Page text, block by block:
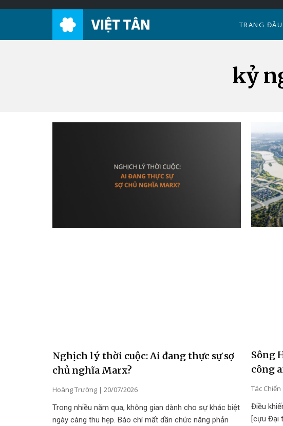
TRANG ĐẦU
kỷ
Nghịch lý thời cuộc: Ai đang thực sự sợ
chủ nghĩa Marx?
Hoàng Trường
20/07/2026
Trong nhiều năm qua, không gian dành cho sự khác biệt
ngày càng thu hẹp. Báo chí mất dần chức năng phản
Sông
công
Tác Chiến
Điều
[cựu Đại